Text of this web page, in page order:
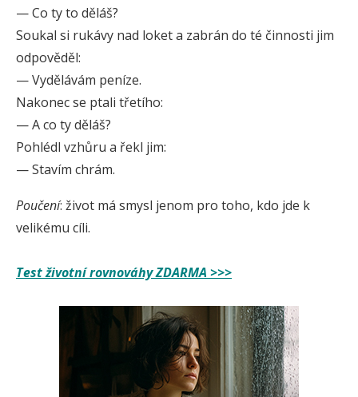
— Co ty to děláš?
Soukal si rukávy nad loket a zabrán do té činnosti jim
odpověděl:
— Vydělávám peníze.
Nakonec se ptali třetího:
— A co ty děláš?
Pohlédl vzhůru a řekl jim:
— Stavím chrám.
Poučení: život má smysl jenom pro toho, kdo jde k
velikému cíli.
Test životní rovnováhy ZDARMA >>>